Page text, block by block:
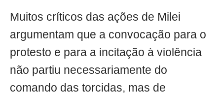
Muitos críticos das ações de Milei
argumentam que a convocação para o
protesto e para a incitação à violência
não partiu necessariamente do
comando das torcidas, mas de